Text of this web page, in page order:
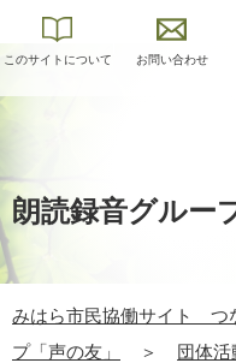
このサイトについて お問い合わせ
朗読録音グルー
みはら市民協働サイト つ
プ「声の友」
＞ 団体活